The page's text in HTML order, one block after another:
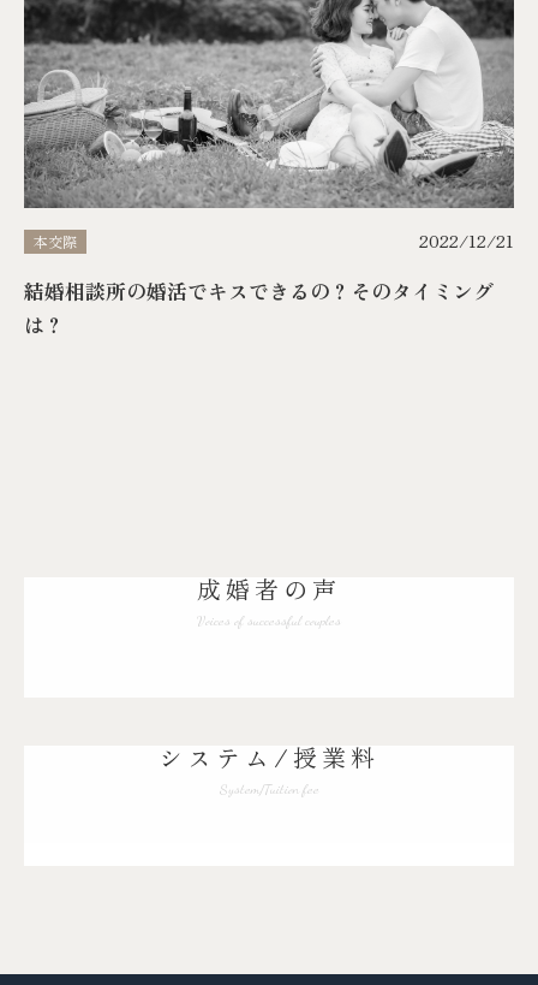
本交際 2022/12/21
結婚相談所の婚活でキスできるの？そのタイミング
は？
成婚者の声
Voices of successful couples
システム/授業料
System/Tuition fee